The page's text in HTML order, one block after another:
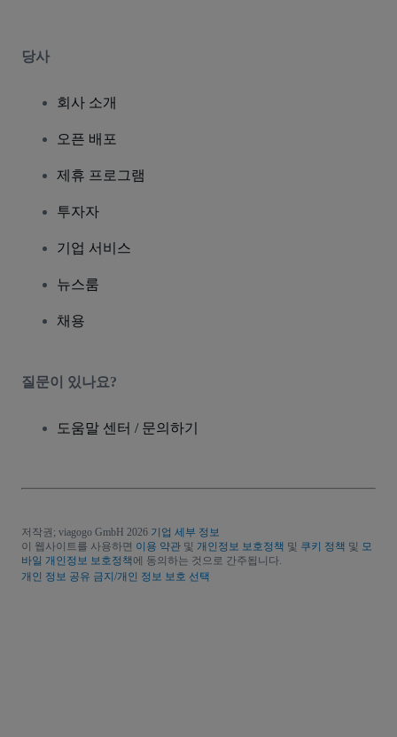
당사
회사 소개
오픈 배포
제휴 프로그램
투자자
기업 서비스
뉴스룸
채용
질문이 있나요?
도움말 센터 / 문의하기
저작권; viagogo GmbH 2026 기업 세부 정보
이 웹사이트를 사용하면 이용 약관 및 개인정보 보호정책 및 쿠키 정책 및 모
바일 개인정보 보호정책 에 동의하는 것으로 간주됩니다.
개인 정보 공유 금지/개인 정보 보호 선택